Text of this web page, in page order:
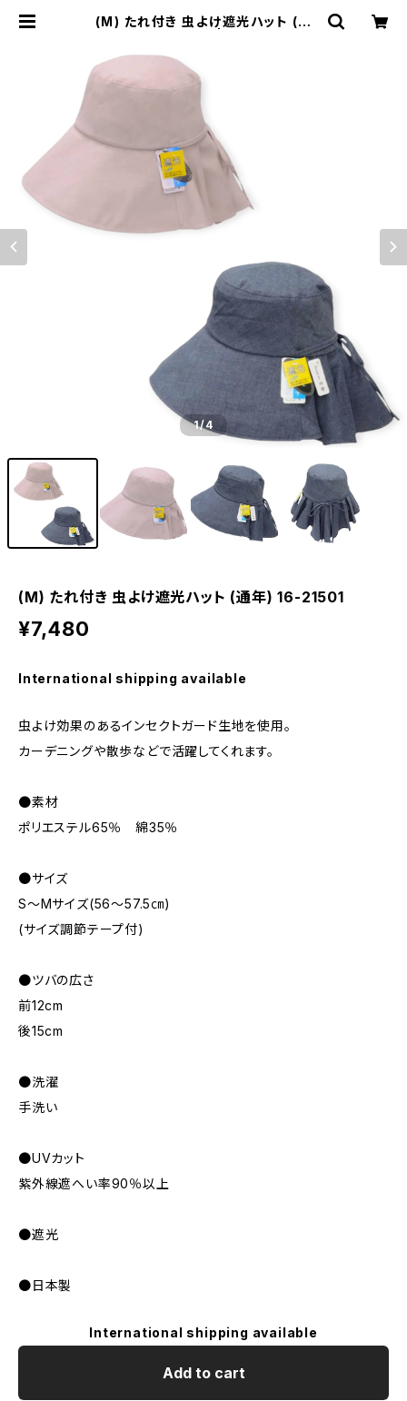
(M) たれ付き 虫よけ遮光ハット (通
1/4
(M) たれ付き 虫よけ遮光ハット (通年) 16-21501
¥7,480
International shipping available
虫よけ効果のあるインセクトガード生地を使用。
カーデニングや散歩などで活躍してくれます。
●素材
ポリエステル65％ 綿35％
●サイズ
S～Mサイズ(56～57.5㎝)
(サイズ調節テープ付)
●ツバの広さ
前12cm
後15cm
●洗濯
手洗い
●UVカット
紫外線遮へい率90％以上
●遮光
●日本製
International shipping available
Add to cart